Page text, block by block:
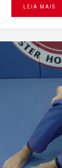
LEIA MAIS